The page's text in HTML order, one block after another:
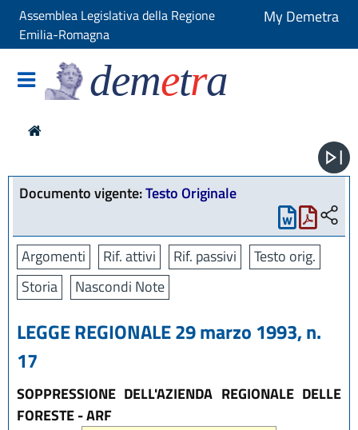
Assemblea Legislativa della Regione
Emilia-Romagna
My Demetra
demetra
Documento vigente:Testo Originale
Argomenti Rif. attivi Rif. passivi
Testo orig.
Storia
Nascondi Note
LEGGE REGIONALE 29 marzo 1993, n.
17
SOPPRESSIONE DELL'AZIENDA REGIONALE DELLE
FORESTE - ARF